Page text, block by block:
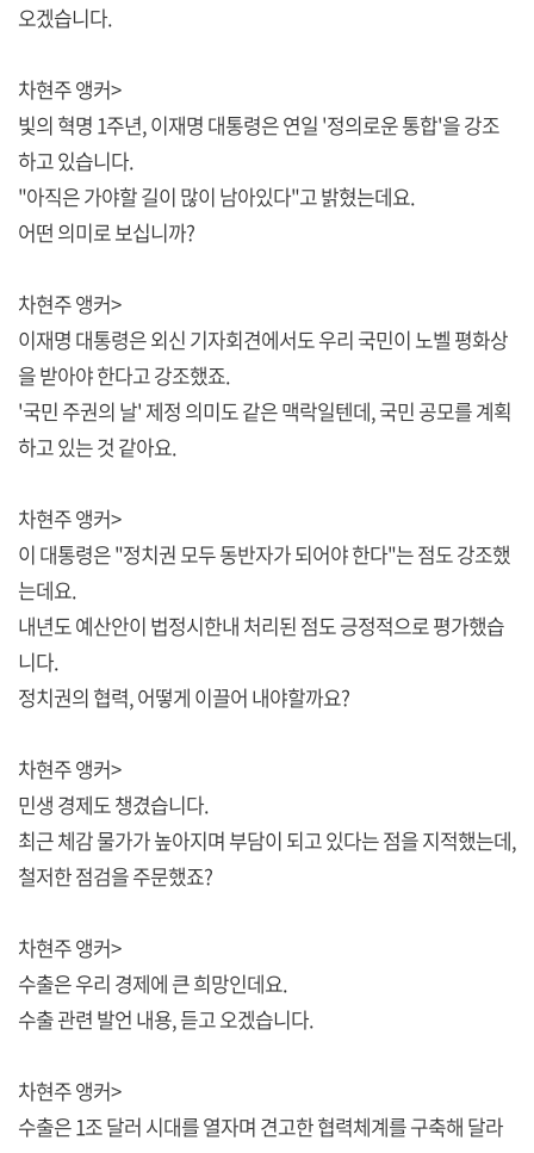
오겠습니다.
차현주 앵커>
빛의 혁명 1주년, 이재명 대통령은 연일 '정의로운 통합'을 강조
하고 있습니다.
"아직은 가야할 길이 많이 남아있다"고 밝혔는데요.
어떤 의미로 보십니까?
차현주 앵커>
이재명 대통령은 외신 기자회견에서도 우리 국민이 노벨 평화상
을 받아야 한다고 강조했죠.
'국민 주권의 날' 제정 의미도 같은 맥락일텐데, 국민 공모를 계획
하고 있는 것 같아요.
차현주 앵커>
이 대통령은 "정치권 모두 동반자가 되어야 한다"는 점도 강조했
는데요.
내년도 예산안이 법정시한내 처리된 점도 긍정적으로 평가했습
니다.
정치권의 협력, 어떻게 이끌어 내야할까요?
차현주 앵커>
민생 경제도 챙겼습니다.
최근 체감 물가가 높아지며 부담이 되고 있다는 점을 지적했는데,
철저한 점검을 주문했죠?
차현주 앵커>
수출은 우리 경제에 큰 희망인데요.
수출 관련 발언 내용, 듣고 오겠습니다.
차현주 앵커>
수출은 1조 달러 시대를 열자며 견고한 협력체계를 구축해 달라